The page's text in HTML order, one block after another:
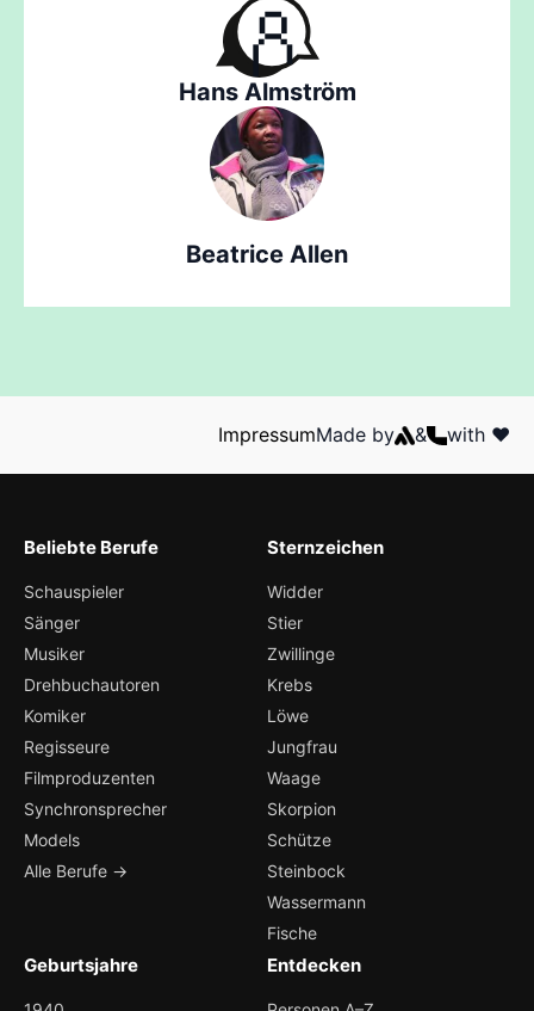
Hans Almström
Beatrice Allen
ImpressumMade by & with ❤️
Beliebte Berufe
Schauspieler
Sänger
Musiker
Drehbuchautoren
Komiker
Regisseure
Filmproduzenten
Synchronsprecher
Models
Alle Berufe →
Sternzeichen
Widder
Stier
Zwillinge
Krebs
Löwe
Jungfrau
Waage
Skorpion
Schütze
Steinbock
Wassermann
Fische
Geburtsjahre Entdecken